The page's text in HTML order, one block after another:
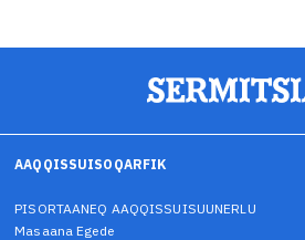
AAQQISSUISOQARFIK
PISORTAANEQ AAQQISSUISUUNERLU
Masaana Egede